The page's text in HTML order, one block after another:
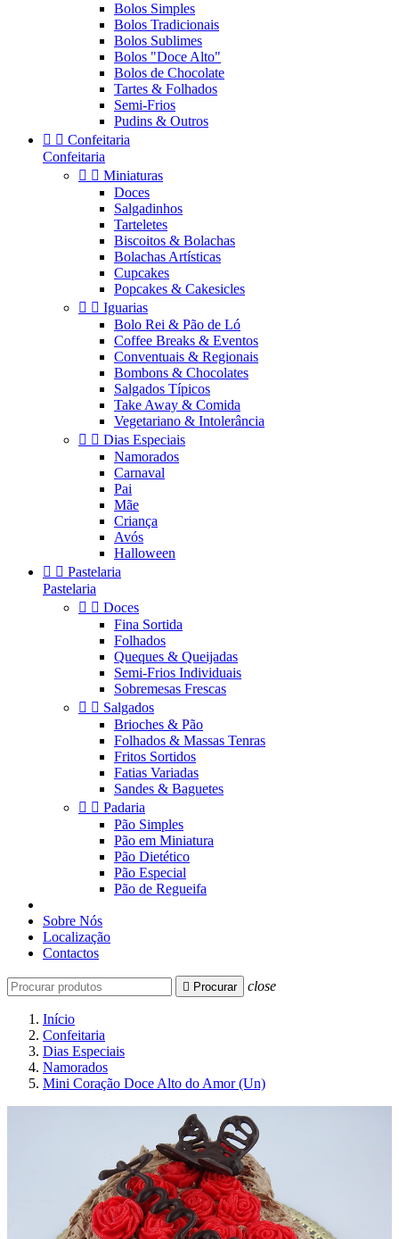
Bolos Simples
Bolos Tradicionais
Bolos Sublimes
Bolos "Doce Alto"
Bolos de Chocolate
Tartes & Folhados
Semi-Frios
Pudins & Outros
  Confeitaria
Confeitaria
  Miniaturas
Doces
Salgadinhos
Tarteletes
Biscoitos & Bolachas
Bolachas Artísticas
Cupcakes
Popcakes & Cakesicles
  Iguarias
Bolo Rei & Pão de Ló
Coffee Breaks & Eventos
Conventuais & Regionais
Bombons & Chocolates
Salgados Típicos
Take Away & Comida
Vegetariano & Intolerância
  Dias Especiais
Namorados
Carnaval
Pai
Mãe
Criança
Avós
Halloween
  Pastelaria
Pastelaria
  Doces
Fina Sortida
Folhados
Queques & Queijadas
Semi-Frios Individuais
Sobremesas Frescas
  Salgados
Brioches & Pão
Folhados & Massas Tenras
Fritos Sortidos
Fatias Variadas
Sandes & Baguetes
  Padaria
Pão Simples
Pão em Miniatura
Pão Dietético
Pão Especial
Pão de Regueifa
Sobre Nós
Localização
Contactos
 Procurar close
Início
Confeitaria
Dias Especiais
Namorados
Mini Coração Doce Alto do Amor (Un)